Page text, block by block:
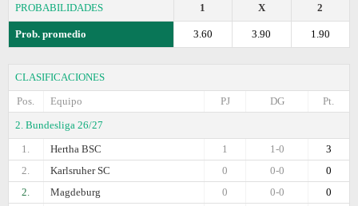
PROBABILIDADES 2
X
1
Prob. promedio 1.90
3.90
3.60
CLASIFICACIONES
Pos.
Equipo Pt.
DG
PJ
2. Bundesliga 26/27
1.
Hertha BSC 3
1-0
1
2.
Karlsruher SC 0
0-0
0
2.
Magdeburg 0
0-0
0